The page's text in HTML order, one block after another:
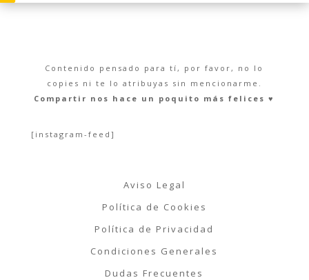
Contenido pensado para tí, por favor, no lo
copies ni te lo atribuyas sin mencionarme.
Compartir nos hace un poquito más felices ♥︎
[instagram-feed]
Aviso Legal
Política de Cookies
Política de Privacidad
Condiciones Generales
Dudas Frecuentes